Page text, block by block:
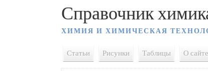
Справочник
ХИМИЯ И ХИМИЧЕСКАЯ
Статьи Рисунки Таблицы О сайте